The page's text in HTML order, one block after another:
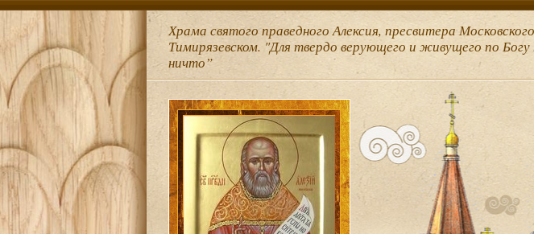
Храма святого праведного Алексия, пресвитера
Тимирязевском. "Для твердо верующего и живущего по
ничто”